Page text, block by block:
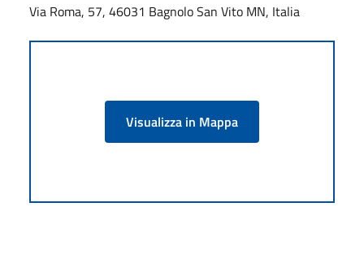
Via Roma, 57, 46031 Bagnolo San Vito MN, Italia
Visualizza in Mappa